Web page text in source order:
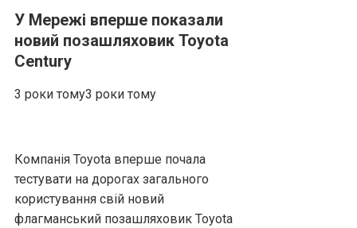
У Мережі вперше показали
новий позашляховик Toyota
Century
3 роки тому3 роки тому
Компанія Toyota вперше почала
тестувати на дорогах загального
користування свій новий
флагманський позашляховик Toyota